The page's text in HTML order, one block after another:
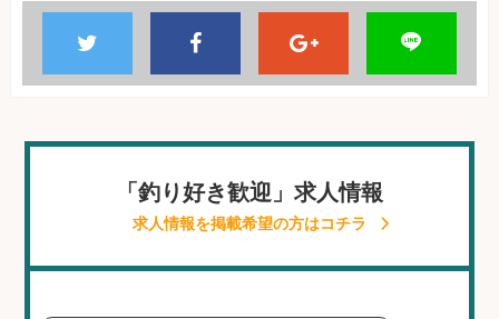
「釣り好き歓迎」求人情報
求人情報を掲載希望の方はコチラ